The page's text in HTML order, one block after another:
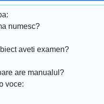
numesc?
aveti examen?
are manualul?
voce: